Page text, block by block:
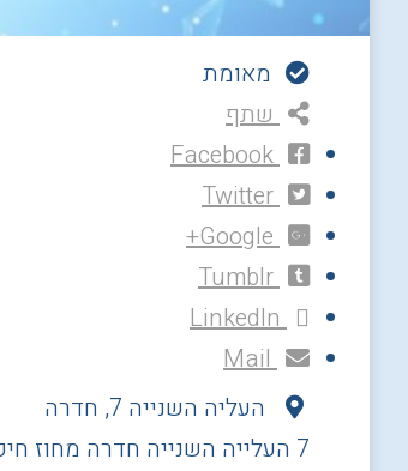
מאומת
העליה השנייה 7, חדרה
7 העלייה השנייה
חדרה מחוז
שתף
Facebook
Twitter
Google+
Tumblr
LinkedIn
Mail